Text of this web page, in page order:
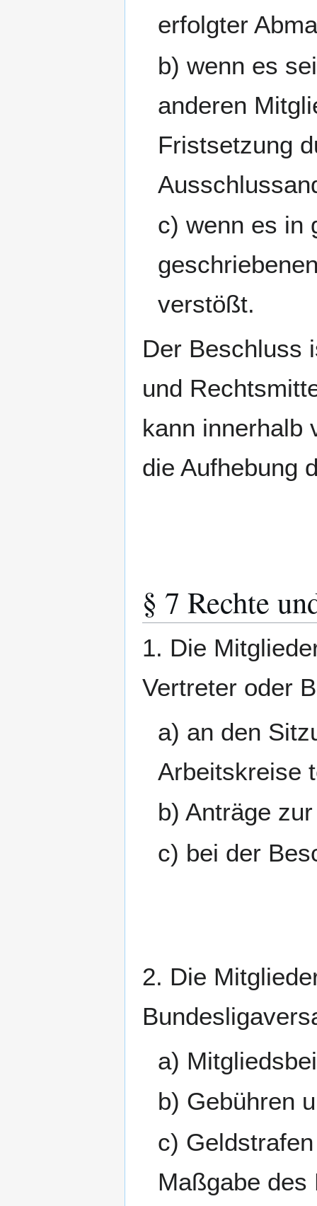
erfolgter
b) wenn es
anderen
Fristsetzung
c) wenn es in
verstößt.
Der Beschluss
und
kann innerhalb
die Aufhebung
§ 7 Rechte
1. Die
Vertreter oder
a) an den
Arbeitskreise
b) Anträge
c) bei der
2. Die
a)
b) Gebühren
c)
Maßgabe des